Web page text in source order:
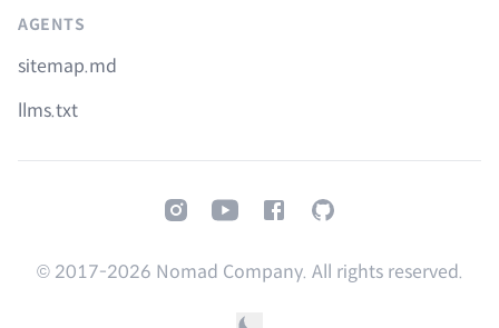
AGENTS
sitemap.md
llms.txt
InstagramYoutubeFacebookGitHub
© 2017-2026 Nomad Company. All rights reserved.